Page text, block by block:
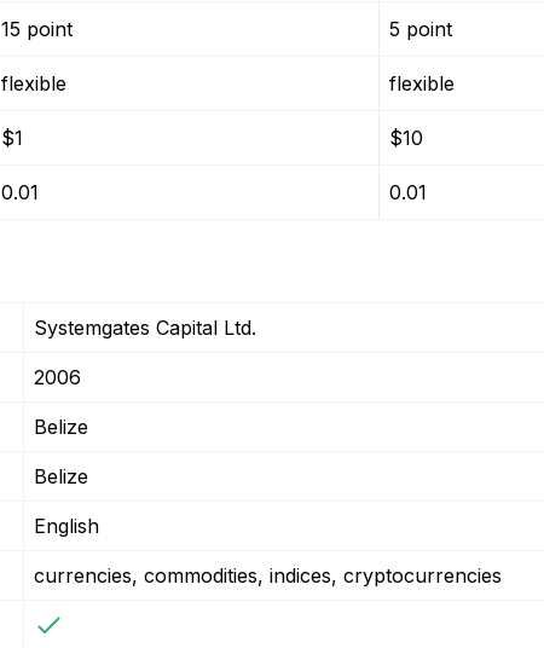
15 point
flexible
$1
0.01
5 point
flexible
$10
0.01
Systemgates Capital Ltd.
2006
Belize
Belize
English
currencies, commodities, indices, cryptocurrencies